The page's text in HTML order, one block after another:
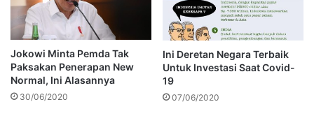
Jokowi Minta Pemda Tak
Paksakan Penerapan New
Normal, Ini Alasannya
30/06/2020
Ini Deretan Negara Terbaik
Untuk Investasi Saat Covid-
19
07/06/2020